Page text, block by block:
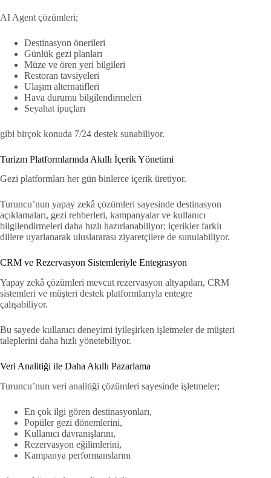
AI Agent çözümleri;
Destinasyon önerileri
Günlük gezi planları
Müze ve ören yeri bilgileri
Restoran tavsiyeleri
Ulaşım alternatifleri
Hava durumu bilgilendirmeleri
Seyahat ipuçları
gibi birçok konuda 7/24 destek sunabiliyor.
Turizm Platformlarında Akıllı İçerik Yönetimi
Gezi platformları her gün binlerce içerik üretiyor.
Turuncu’nun yapay zekâ çözümleri sayesinde destinasyon
açıklamaları, gezi rehberleri, kampanyalar ve kullanıcı
bilgilendirmeleri daha hızlı hazırlanabiliyor; içerikler farklı
dillere uyarlanarak uluslararası ziyaretçilere de sunulabiliyor.
CRM ve Rezervasyon Sistemleriyle Entegrasyon
Yapay zekâ çözümleri mevcut rezervasyon altyapıları, CRM
sistemleri ve müşteri destek platformlarıyla entegre
çalışabiliyor.
Bu sayede kullanıcı deneyimi iyileşirken işletmeler de müşteri
taleplerini daha hızlı yönetebiliyor.
Veri Analitiği ile Daha Akıllı Pazarlama
Turuncu’nun veri analitiği çözümleri sayesinde işletmeler;
En çok ilgi gören destinasyonları,
Popüler gezi dönemlerini,
Kullanıcı davranışlarını,
Rezervasyon eğilimlerini,
Kampanya performanslarını